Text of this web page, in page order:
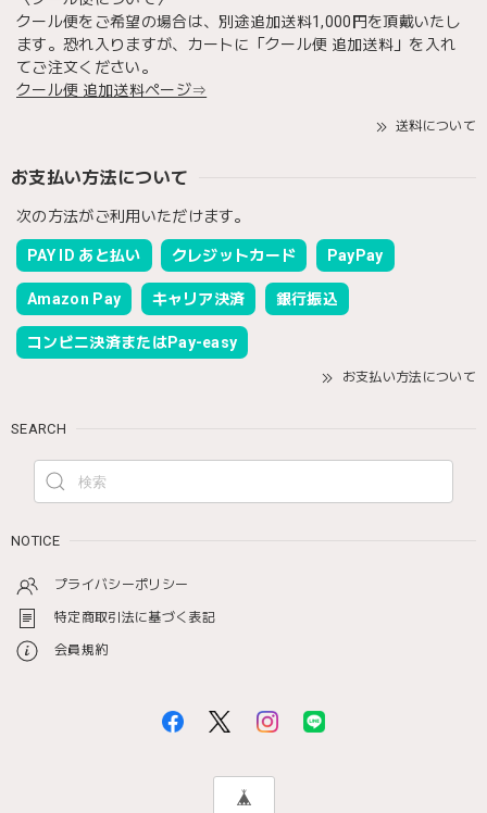
クール便をご希望の場合は、別途追加送料1,000円を頂戴いたし
ます。恐れ入りますが、カートに「クール便 追加送料」を入れ
てご注文ください。
クール便 追加送料ページ⇒
送料について
お支払い方法について
次の方法がご利用いただけます。
PAY ID あと払い クレジットカード PayPay
Amazon Pay キャリア決済 銀行振込
コンビニ決済またはPay-easy
お支払い方法について
SEARCH
NOTICE
プライバシーポリシー
特定商取引法に基づく表記
会員規約